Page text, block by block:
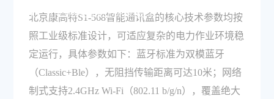
数，符合哪些行业标准要求？
北京康高特S1-568智能通讯盒的核心技术参数均按
照工业级标准设计，可适应复杂的电力作业环境稳
定运行，具体参数如下：蓝牙标准为双模蓝牙
（Classic+Ble），无阻挡传输距离可达10米；网络
制式支持2.4GHz Wi-Fi（802.11 b/g/n），覆盖绝大